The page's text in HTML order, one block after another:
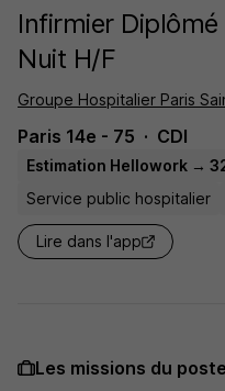
Infirmier
Nuit H/F
Groupe Hospitalier Paris
Paris 14e - 75 CDI
Estimation Hellowork →
Service public hospitalier
Lire dans l'app
Les missions du poste